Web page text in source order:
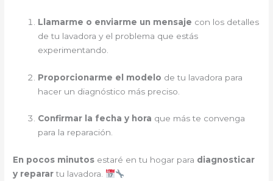
Llamarme o enviarme un mensaje con los detalles
de tu lavadora y el problema que estás
experimentando.
Proporcionarme el modelo de tu lavadora para
hacer un diagnóstico más preciso.
Confirmar la fecha y hora que más te convenga
para la reparación.
En pocos minutos estaré en tu hogar para diagnosticar
y reparartu lavadora.